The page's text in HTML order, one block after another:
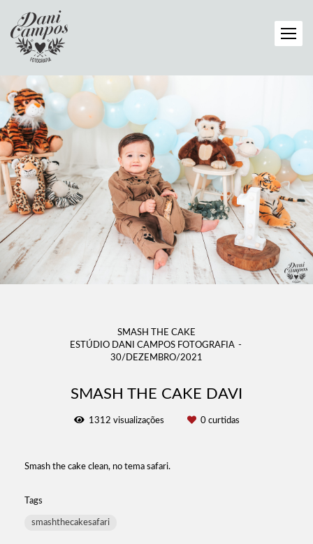
SMASH THE CAKE
ESTÚDIO DANI CAMPOS FOTOGRAFIA
30/DEZEMBRO/2021
SMASH THE CAKE DAVI
1312 visualizações 0curtidas
Smash the cake clean, no tema safari.
Tags
smashthecakesafari